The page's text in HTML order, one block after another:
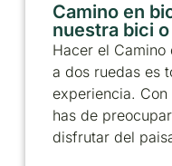
Camino en
nuestra bici
Hacer el Camino
a dos ruedas es
experiencia. Con
has de
disfrutar del